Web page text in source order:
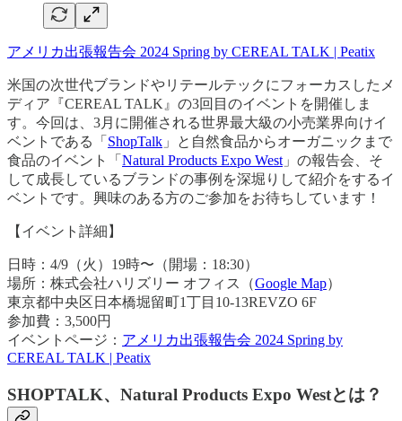
アメリカ出張報告会 2024 Spring by CEREAL TALK | Peatix
米国の次世代ブランドやリテールテックにフォーカスしたメ
ディア『CEREAL TALK』の3回目のイベントを開催しま
す。今回は、3月に開催される世界最大級の小売業界向けイ
ベントである「 ShopTalk 」と自然食品からオーガニックまで
食品のイベント「 Natural Products Expo West 」の報告会、そ
して成長しているブランドの事例を深堀りして紹介をするイ
ベントです。興味のある方のご参加をお待ちしています！
【イベント詳細】
日時：4/9（火）19時〜（開場：18:30）
場所：株式会社ハリズリー オフィス（Google Map）
東京都中央区日本橋堀留町1丁目10-13REVZO 6F
参加費：3,500円
イベントページ： アメリカ出張報告会 2024 Spring by
CEREAL TALK | Peatix
SHOPTALK、Natural Products Expo Westとは？